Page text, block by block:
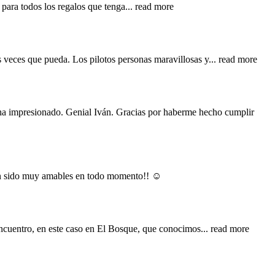
todos los regalos que tenga... read more
que pueda. Los pilotos personas maravillosas y... read more
impresionado. Genial Iván. Gracias por haberme hecho cumplir
sido muy amables en todo momento!! ☺️
en este caso en El Bosque, que conocimos... read more